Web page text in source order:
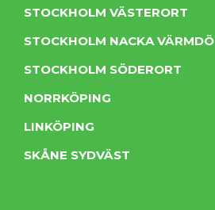
STOCKHOLM VÄSTERORT
STOCKHOLM NACKA VÄRMDÖ
STOCKHOLM SÖDERORT
NORRKÖPING
LINKÖPING
SKÅNE SYDVÄST